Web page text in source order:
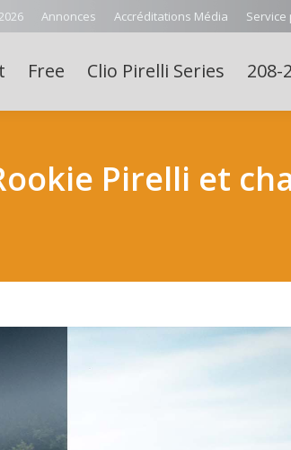
Annonces Accréditations Média
Free Clio Pirelli Series 208-
Pirelli et